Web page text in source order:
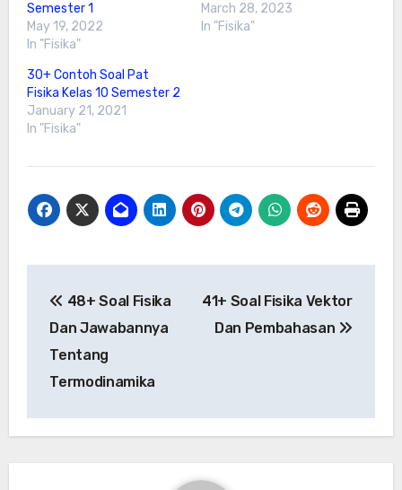
Semester 1
May 19, 2022
In "Fisika"
March 28, 2023
In "Fisika"
30+ Contoh Soal Pat
Fisika Kelas 10 Semester 2
January 21, 2021
In "Fisika"
navigation
48+ Soal Fisika
Dan Jawabannya
Tentang
Termodinamika
41+ Soal Fisika Vektor
Dan Pembahasan